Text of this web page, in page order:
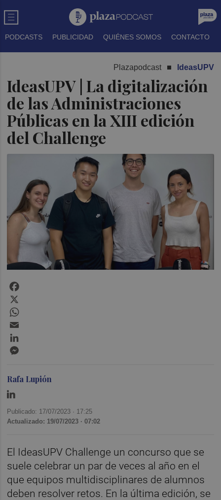
PODCASTS PUBLICIDAD QUIÉNES SOMOS CONTACTO
Plazapodcast IdeasUPV
IdeasUPV | La digitalización
de las Administraciones
Públicas en la XIII edición
del Challenge
Rafa Lupión
Publicado: 17/07/2023 · 17:25
Actualizado: 19/07/2023 · 07:02
El IdeasUPV Challenge un concurso que se
suele celebrar un par de veces al año en el
que equipos multidisciplinares de alumnos
deben resolver retos. En la última edición, se